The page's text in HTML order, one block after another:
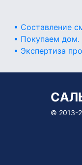
• Составление
• Покупаем
• Экспертиза
© 2013-